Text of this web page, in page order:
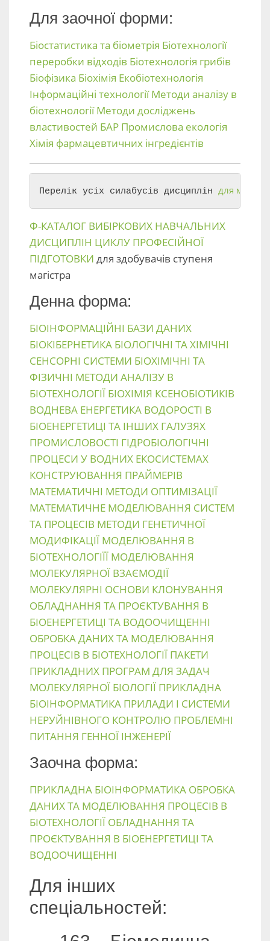
Для заочної форми:
Біостатистика та біометрія Біотехнології
переробки відходів Біотехнологія грибів
Біофізика Біохімія Екобіотехнологія
Інформаційні технології Методи аналізу в
біотехнології Методи досліджень
властивостей БАР Промислова екологія
Хімія фармацевтичних інгредієнтів
Перелік усіх силабусів дисциплін для
Ф-КАТАЛОГ ВИБІРКОВИХ НАВЧАЛЬНИХ
ДИСЦИПЛІН ЦИКЛУ ПРОФЕСІЙНОЇ
ПІДГОТОВКИ для здобувачів ступеня
магістра
Денна форма:
БІОІНФОРМАЦІЙНІ БАЗИ ДАНИХ
БІОКІБЕРНЕТИКА БІОЛОГІЧНІ ТА ХІМІЧНІ
СЕНСОРНІ СИСТЕМИ БІОХІМІЧНІ ТА
ФІЗИЧНІ МЕТОДИ АНАЛІЗУ В
БІОТЕХНОЛОГІЇ БІОХІМІЯ КСЕНОБІОТИКІВ
ВОДНЕВА ЕНЕРГЕТИКА ВОДОРОСТІ В
БІОЕНЕРГЕТИЦІ ТА ІНШИХ ГАЛУЗЯХ
ПРОМИСЛОВОСТІ ГІДРОБІОЛОГІЧНІ
ПРОЦЕСИ У ВОДНИХ ЕКОСИСТЕМАХ
КОНСТРУЮВАННЯ ПРАЙМЕРІВ
МАТЕМАТИЧНІ МЕТОДИ ОПТИМІЗАЦІЇ
МАТЕМАТИЧНЕ МОДЕЛЮВАННЯ СИСТЕМ
ТА ПРОЦЕСІВ МЕТОДИ ГЕНЕТИЧНОЇ
МОДИФІКАЦІЇ МОДЕЛЮВАННЯ В
БІОТЕХНОЛОГІЇЇ МОДЕЛЮВАННЯ
МОЛЕКУЛЯРНОЇ ВЗАЄМОДІЇ
МОЛЕКУЛЯРНІ ОСНОВИ КЛОНУВАННЯ
ОБЛАДНАННЯ ТА ПРОЄКТУВАННЯ В
БІОЕНЕРГЕТИЦІ ТА ВОДООЧИЩЕННІ
ОБРОБКА ДАНИХ ТА МОДЕЛЮВАННЯ
ПРОЦЕСІВ В БІОТЕХНОЛОГІЇ ПАКЕТИ
ПРИКЛАДНИХ ПРОГРАМ ДЛЯ ЗАДАЧ
МОЛЕКУЛЯРНОЇ БІОЛОГІЇ ПРИКЛАДНА
БІОІНФОРМАТИКА ПРИЛАДИ І СИСТЕМИ
НЕРУЙНІВНОГО КОНТРОЛЮ ПРОБЛЕМНІ
ПИТАННЯ ГЕННОЇ ІНЖЕНЕРІЇ
Заочна форма:
ПРИКЛАДНА БІОІНФОРМАТИКА ОБРОБКА
ДАНИХ ТА МОДЕЛЮВАННЯ ПРОЦЕСІВ В
БІОТЕХНОЛОГІЇ ОБЛАДНАННЯ ТА
ПРОЄКТУВАННЯ В БІОЕНЕРГЕТИЦІ ТА
ВОДООЧИЩЕННІ
Для інших
спеціальностей: